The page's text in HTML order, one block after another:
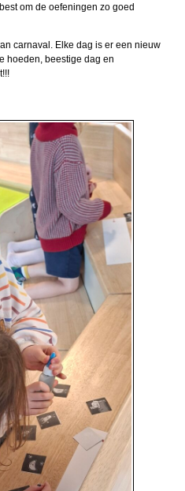
om de oefeningen zo goed
carnaval. Elke dag is er een nieuw
hoeden, beestige dag en